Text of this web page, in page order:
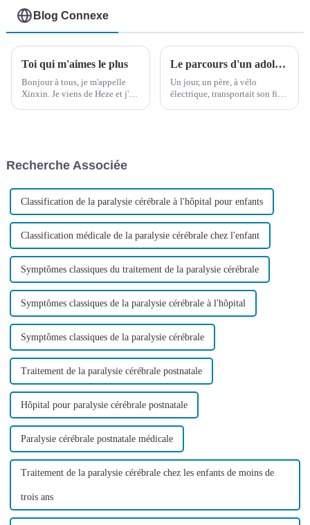
Blog Connexe
Toi qui m'aimes le plus
Bonjour à tous, je m'appelle
Xinxin. Je viens de Heze et j'ai
Le parcours d'un adolescent atteint de paralysie cérébrale pour réaliser ses rêves a ému d'innombrables personnes aux larmes
Un jour, un père, à vélo
électrique, transportait son fils
Recherche Associée
Classification de la paralysie cérébrale à l'hôpital pour enfants
Classification médicale de la paralysie cérébrale chez l'enfant
Symptômes classiques du traitement de la paralysie cérébrale
Symptômes classiques de la paralysie cérébrale à l'hôpital
Symptômes classiques de la paralysie cérébrale
Traitement de la paralysie cérébrale postnatale
Hôpital pour paralysie cérébrale postnatale
Paralysie cérébrale postnatale médicale
Traitement de la paralysie cérébrale chez les enfants de moins de
trois ans